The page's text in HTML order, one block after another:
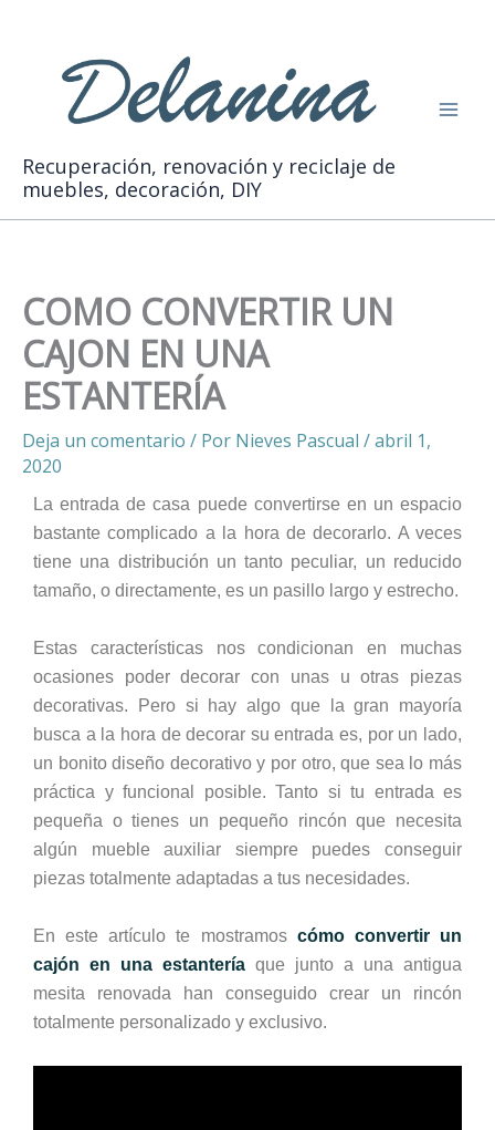
contenido
Recuperación, renovación y reciclaje de
muebles, decoración, DIY
COMO CONVERTIR UN
CAJON EN UNA
ESTANTERÍA
Deja un comentario / Por Nieves Pascual /abril 1,
2020
La entrada de casa puede convertirse en un espacio
bastante complicado a la hora de decorarlo. A veces
tiene una distribución un tanto peculiar, un reducido
tamaño, o directamente, es un pasillo largo y estrecho.
Estas características nos condicionan en muchas
ocasiones poder decorar con unas u otras piezas
decorativas. Pero si hay algo que la gran mayoría
busca a la hora de decorar su entrada es, por un lado,
un bonito diseño decorativo y por otro, que sea lo más
práctica y funcional posible. Tanto si tu entrada es
pequeña o tienes un pequeño rincón que necesita
algún mueble auxiliar siempre puedes conseguir
piezas totalmente adaptadas a tus necesidades.
En este artículo te mostramos cómo convertir un
cajón en una estantería que junto a una antigua
mesita renovada han conseguido crear un rincón
totalmente personalizado y exclusivo.